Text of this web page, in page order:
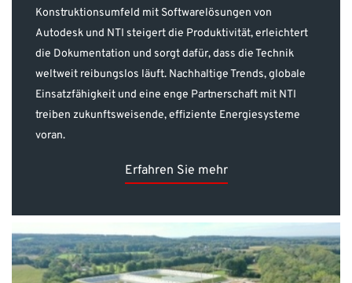
Konstruktionsumfeld mit Softwarelösungen von
Autodesk und NTI steigert die Produktivität, erleichtert
die Dokumentation und sorgt dafür, dass die Technik
weltweit reibungslos läuft. Nachhaltige Trends, globale
Einsatzfähigkeit und eine enge Partnerschaft mit NTI
treiben zukunftsweisende, effiziente Energiesysteme
voran.
Erfahren Sie mehr